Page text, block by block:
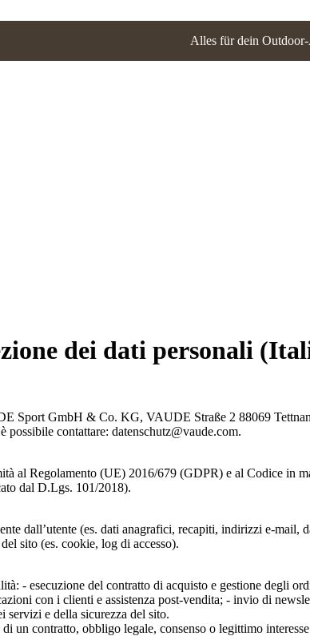
Alles für dein
dei dati personali
Sport GmbH & Co. KG, VAUDE Straße 2 88069
contattare: datenschutz@vaude.com.
al Regolamento (UE) 2016/679 (GDPR) e al Codice in
dal D.Lgs. 101/2018).
dall’utente (es. dati anagrafici, recapiti, indirizzi e-mail,
sito (es. cookie, log di accesso).
- esecuzione del contratto di acquisto e gestione degli
con i clienti e assistenza post-vendita; - invio di
servizi e della sicurezza del sito.
un contratto, obbligo legale, consenso o legittimo